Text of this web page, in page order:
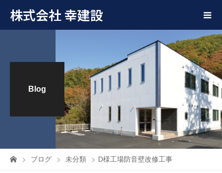
株式会社 幸建設
Blog
ブログ 未分類 D様工場防音壁改修工事